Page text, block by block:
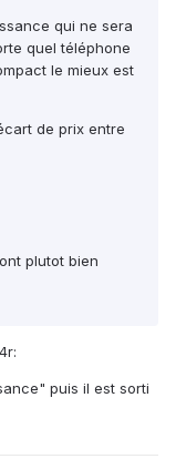
qui ne sera
quel téléphone
le mieux est
de prix entre
plutot bien
puis il est sorti